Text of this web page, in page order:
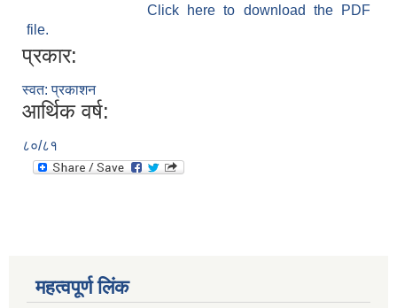
Click here to download the PDF
file.
प्रकार:
स्वत: प्रकाशन
आर्थिक वर्ष:
८०/८१
महत्वपूर्ण लिंक